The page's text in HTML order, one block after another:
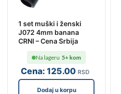
1 set muški i ženski
J072 4mm banana
CRNI – Cena Srbija
Cena:125.00 RSD
Na lageru 5+ kom
Dodaj u korpu